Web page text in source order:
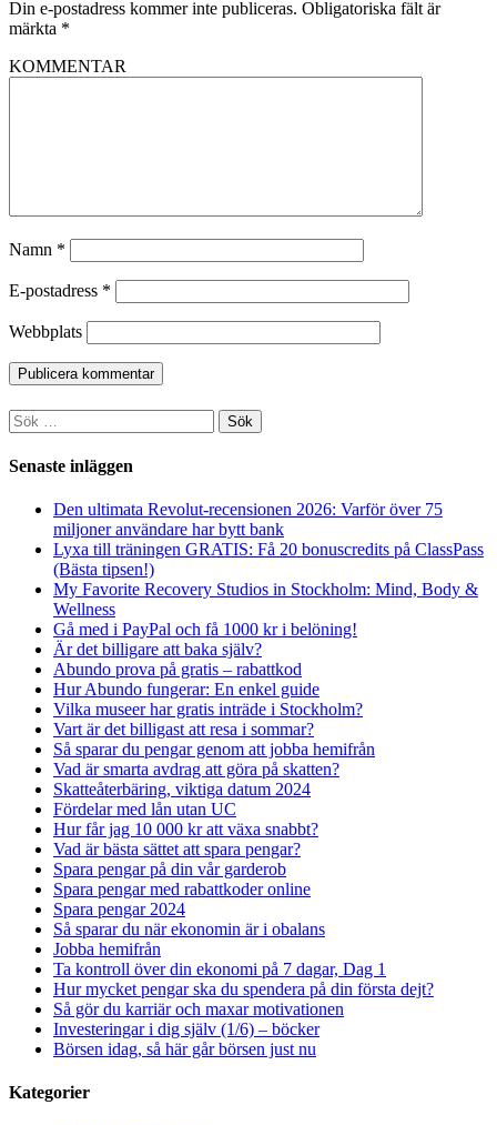
Din e-postadress kommer inte publiceras. Obligatoriska fält är
märkta *
KOMMENTAR
Namn *
E-postadress *
Webbplats
Sök
efter:
Senaste inläggen
Den ultimata Revolut-recensionen 2026: Varför över 75
miljoner användare har bytt bank
Lyxa till träningen GRATIS: Få 20 bonuscredits på ClassPass
(Bästa tipsen!)
My Favorite Recovery Studios in Stockholm: Mind, Body &
Wellness
Gå med i PayPal och få 1000 kr i belöning!
Är det billigare att baka själv?
Abundo prova på gratis – rabattkod
Hur Abundo fungerar: En enkel guide
Vilka museer har gratis inträde i Stockholm?
Vart är det billigast att resa i sommar?
Så sparar du pengar genom att jobba hemifrån
Vad är smarta avdrag att göra på skatten?
Skatteåterbäring, viktiga datum 2024
Fördelar med lån utan UC
Hur får jag 10 000 kr att växa snabbt?
Vad är bästa sättet att spara pengar?
Spara pengar på din vår garderob
Spara pengar med rabattkoder online
Spara pengar 2024
Så sparar du när ekonomin är i obalans
Jobba hemifrån
Ta kontroll över din ekonomi på 7 dagar, Dag 1
Hur mycket pengar ska du spendera på din första dejt?
Så gör du karriär och maxar motivationen
Investeringar i dig själv (1/6) – böcker
Börsen idag, så här går börsen just nu
Kategorier